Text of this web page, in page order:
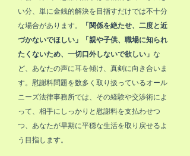
い分、単に金銭的解決を目指すだけでは不十分
な場合があります。
「関係を絶たせ、二度と近
づかないでほしい」「親や子供、職場に知られ
たくないため、一切口外しないで欲しい」 な
ど、あなたの声に耳を傾け、真剣に向き合いま
す。慰謝料問題を数多く取り扱っているオール
ニーズ法律事務所では、その経験や交渉術によ
って、相手にしっかりと慰謝料を支払わせつ
つ、あなたが早期に平穏な生活を取り戻せるよ
う目指します。